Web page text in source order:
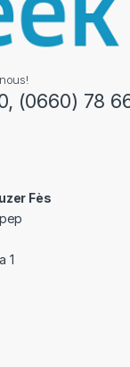
, (0660) 78
Fès
1